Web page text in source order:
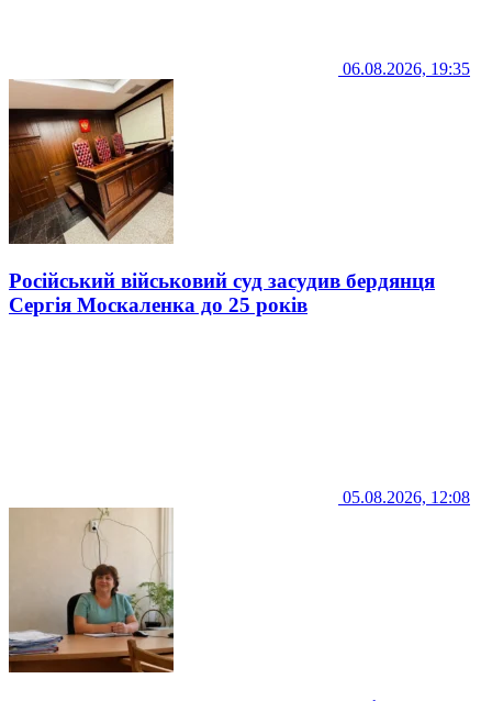
06.08.2026, 19:35
Російський військовий суд засудив бердянця
Сергія Москаленка до 25 років
05.08.2026, 12:08